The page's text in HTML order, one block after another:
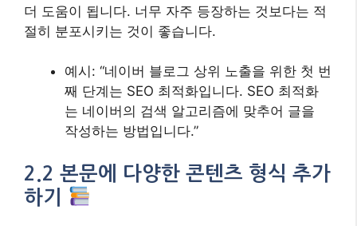
더 도움이 됩니다. 너무 자주 등장하는 것보다는 적
절히 분포시키는 것이 좋습니다.
예시: “네이버 블로그 상위 노출을 위한 첫 번
째 단계는 SEO 최적화입니다. SEO 최적화
는 네이버의 검색 알고리즘에 맞추어 글을
작성하는 방법입니다.”
2.2 본문에 다양한 콘텐츠 형식 추가
하기